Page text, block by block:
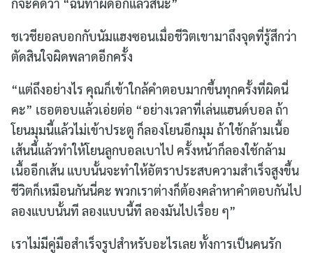
ก็จะคิดว่า “ฉันทำผิดอีกแล้วสินะ”
ชเวชียอลบอกกับนัมแฮงซอนเมื่อชีวิตเขามาถึงจุดที่รู้สึกว่า
ตัดสินใจผิดพลาดอีกครั้ง
“แต่ถึงอย่างไร คุณก็เข้าใกล้คำตอบมากขึ้นทุกครั้งที่ผิดนี่
คะ” เธอตอบแล้วเอ่ยต่อ “อย่างเวลาที่เล่นแฮนด์บอล ถ้า
โยนมุมนี้แล้วไม่เข้าประตู ก็ลองโยนอีกมุม ถ้าใช้กล้ามเนื้อ
เส้นนี้แล้วทำให้โยนลูกบอลเบาไป ครั้งหน้าก็ลองใช้กล้าม
เนื้ออีกเส้น แบบนั้นจะทำให้อัตราประสบความสำเร็จสูงขึ้น
ชีวิตก็เหมือนกันนี่คะ พวกเราต่างก็ต้องคลำหาคำตอบกันไป
ลองแบบนั้นที ลองแบบนี้ที ลองมันไปเรื่อย ๆ”
เราไม่มีคู่มือสำเร็จรูปสำหรับอะไรเลย ทั้งการเป็นคนรัก